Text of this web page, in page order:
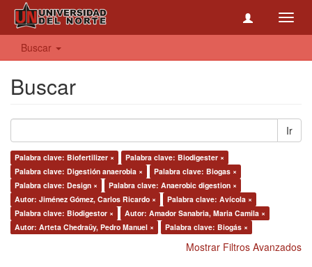
Buscar
Buscar
Ir
Palabra clave: Biofertilizer ×
Palabra clave: Biodigester ×
Palabra clave: Digestión anaerobia ×
Palabra clave: Biogas ×
Palabra clave: Design ×
Palabra clave: Anaerobic digestion ×
Autor: Jiménez Gómez, Carlos Ricardo ×
Palabra clave: Avícola ×
Palabra clave: Biodigestor ×
Autor: Amador Sanabria, Maria Camila ×
Autor: Arteta Chedraüy, Pedro Manuel ×
Palabra clave: Biogás ×
Mostrar Filtros Avanzados